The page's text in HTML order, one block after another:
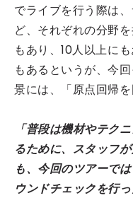
でライブを行う際は
ど、それぞれの分野
もあり、10人以上に
もあるというが、今
景には、「原点回帰
「普段は機材やテク
るために、スタッフ
も、今回のツアーで
ウンドチェックを行